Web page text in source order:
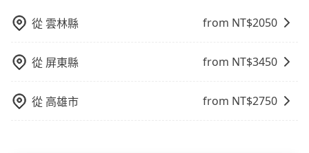
從雲林縣 from NT$2050
從 屏東縣 from NT$3450
從 高雄市 from NT$2750